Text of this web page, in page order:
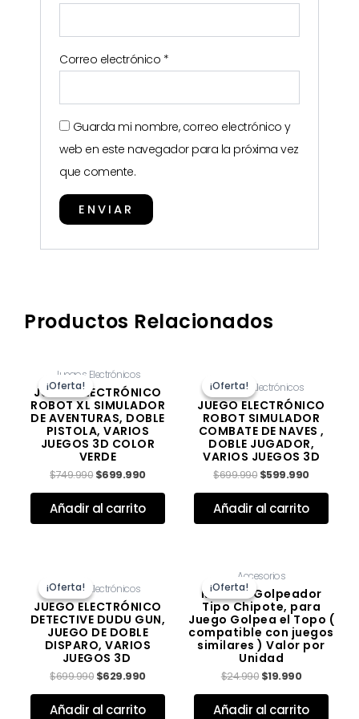
Correo electrónico *
Guarda mi nombre, correo electrónico y
web en este navegador para la próxima vez
que comente.
Productos Relacionados
¡Oferta!
¡Oferta!
Juegos Electrónicos
JUEGO ELECTRÓNICO
ROBOT XL SIMULADOR
DE AVENTURAS, DOBLE
PISTOLA, VARIOS
JUEGOS 3D COLOR
VERDE
$749.990
precio
original
era:
$749.990.
$699.990
actual
es:
$699.990.
Añadir al carrito
¡Oferta!
¡Oferta!
Juegos Electrónicos
JUEGO ELECTRÓNICO
ROBOT SIMULADOR
COMBATE DE NAVES ,
DOBLE JUGADOR,
VARIOS JUEGOS 3D
$699.990
original
era:
$699.990.
$599.990
es:
Añadir al carrito
¡Oferta!
¡Oferta!
Juegos Electrónicos
JUEGO ELECTRÓNICO
DETECTIVE DUDU GUN,
JUEGO DE DOBLE
DISPARO, VARIOS
JUEGOS 3D
$699.990
original
era:
$699.990.
$629.990
es:
$629.990.
Añadir al carrito
¡Oferta!
¡Oferta!
Accesorios
Martillo Golpeador
Tipo Chipote, para
Juego Golpea el Topo (
compatible con juegos
similares ) Valor por
Unidad
$24.990
precio
original
era:
$24.990.
$19.990
actual
es:
$19.990.
Añadir al carrito